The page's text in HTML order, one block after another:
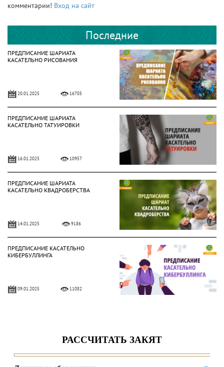
комментарии! Вход на сайт
Последние
ПРЕДПИСАНИЕ ШАРИАТА
КАСАТЕЛЬНО РИСОВАНИЯ
20.01.2025 16705
ПРЕДПИСАНИЕ ШАРИАТА
КАСАТЕЛЬНО ТАТУИРОВКИ
16.01.2025 10957
ПРЕДПИСАНИЕ ШАРИАТА
КАСАТЕЛЬНО КВАДРОБЕРСТВА
14.01.2025 9186
ПРЕДПИСАНИЕ КАСАТЕЛЬНО
КИБЕРБУЛЛИНГА
09.01.2025 11082
09.07.2024 6382